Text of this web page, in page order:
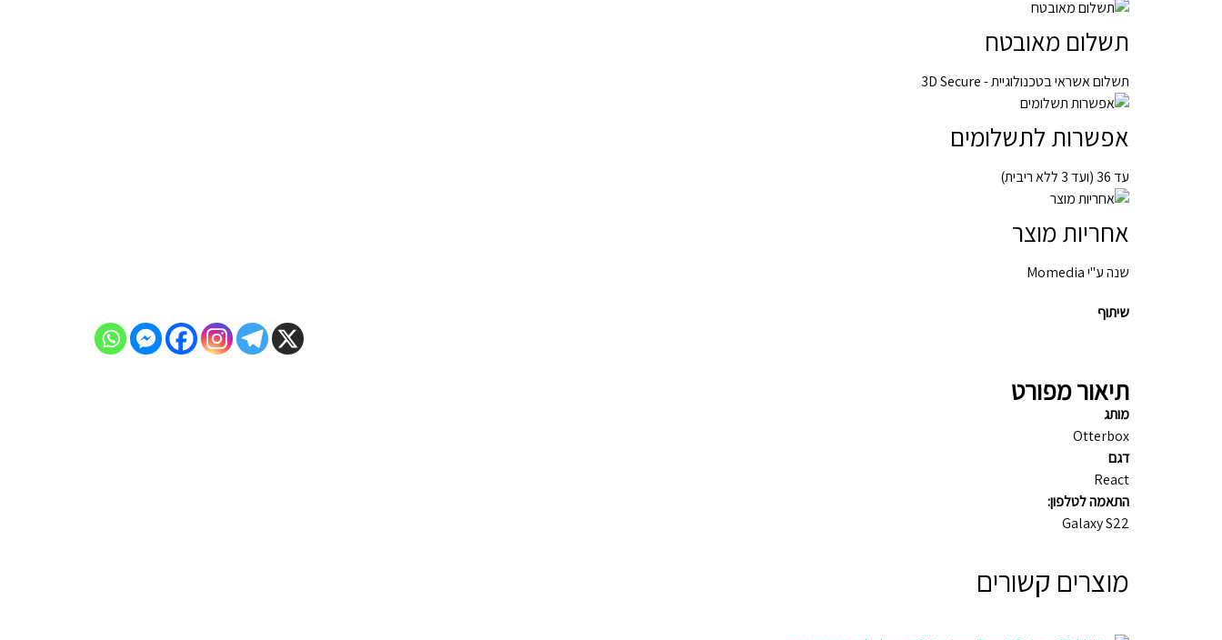
תשלום מאובטח
תשלום אשראי בטכנולוגיית - 3D Secure
אפשרות לתשלומים
עד 36 (ועד 3 ללא ריבית)
אחריות מוצר
שנה ע"י Momedia
שיתוף
תיאור מפורט
מותג
Otterbox
דגם
React
התאמה לטלפון:
Galaxy S22
מוצרים קשורים